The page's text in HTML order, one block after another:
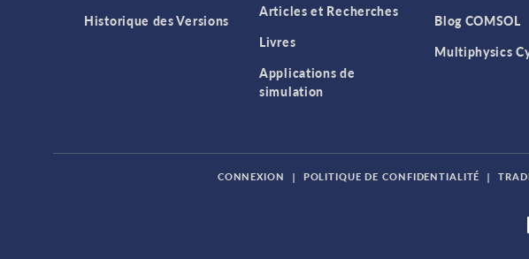
Historique des Versions
Articles et Recherches
Livres
Applications de
simulation
Blog COMSOL
Multiphysics
CONNEXION | POLITIQUE DE CONFIDENTIALITÉ |